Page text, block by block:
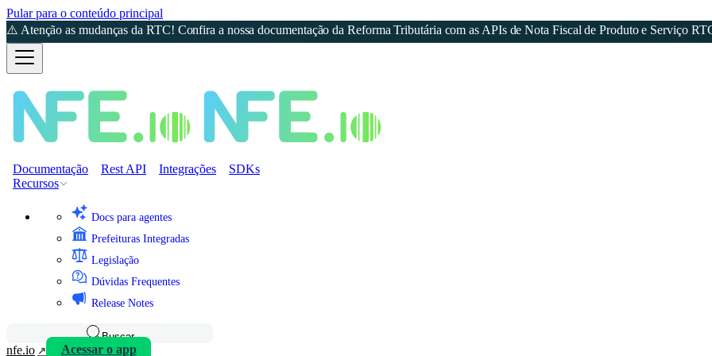
Pular para o conteúdo principal
⚠️ Atenção as mudanças da RTC! Confira a nossa documentação da Reforma Tributária com as APIs de Nota Fiscal de Produto e Serviço
Documentação Rest API Integrações
SDKs
Recursos
Docs para agentes
Prefeituras Integradas
Legislação
Dúvidas Frequentes
Release Notes
Buscar
nfe.io Acessar o app